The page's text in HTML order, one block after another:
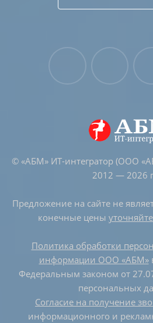
© «АБМ» ИТ-интегратор (ООО
2012 — 2026
Предложение на сайте не
конечные цены
Политика обработки
информации ООО «АБМ»
Федеральным законом от
персональных
Согласие на получение
информационного и